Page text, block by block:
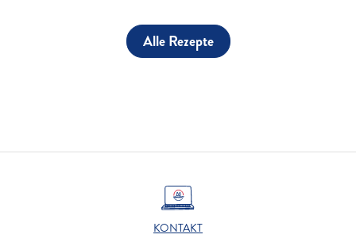
Alle Rezepte
KONTAKT